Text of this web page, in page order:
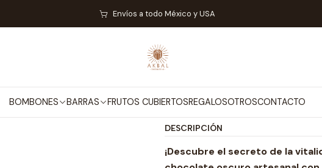
BOMBONES BARRAS FRUTOS CUBIERTOSREGALOSOTROSCONTACTO
Envíos a todo México y USA
BARRAS DE CHOCOLATE Choco-Hongos - Sin Azúcar - Monk Fruit
|
Choco-Hongos -
Mostrar stock de ubicaciones
DESCRIPCIÓN
¡Descubre el secreto de la